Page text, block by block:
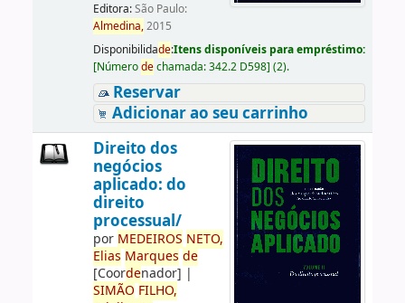
Editora:São Paulo:
Almedina,2015
Disponibilidade:Itens disponíveis para empréstimo:
[Númerodechamada:342.2 D598] (2).
Reservar
Adicionar ao seu carrinho
Direito dos
negócios
aplicado: do
direito
processual/
por MEDEIROS NETO,
Elias Marques de
[Coordenador] |
SIMÃO FILHO,